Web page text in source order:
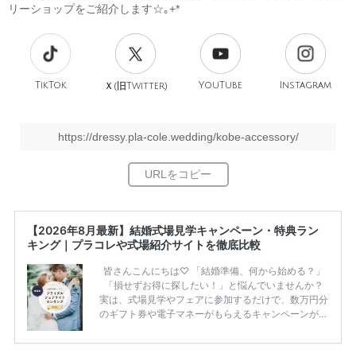
リーショップをご紹介します☆｡+*
TikTok Ｘ(旧Twitter) YouTube Instagram
https://dressy.pla-cole.wedding/kobe-accessory/
【2026年8月最新】結婚式場見学キャンペーン・特典ラン
キング｜プラコレや式場紹介サイトを徹底比較
皆さんこんにちは♡ 「結婚準備、何から始める？」
「損せずお得に探したい！」と悩んでいませんか？
実は、式場見学やフェアに参加するだけで、数万円分
のギフト券や電子マネーがもらえるキャンペーンがあ
ため、比較せずに選ぶと損をしてしまうことも……。